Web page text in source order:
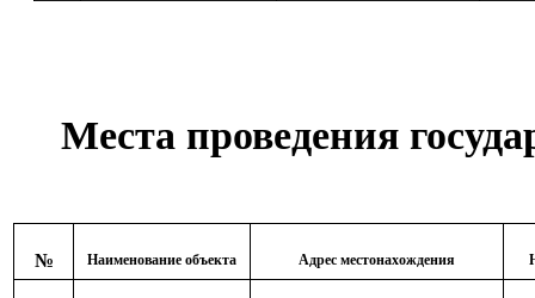
Места проведения
№ Наименование объекта Адрес местонахождения